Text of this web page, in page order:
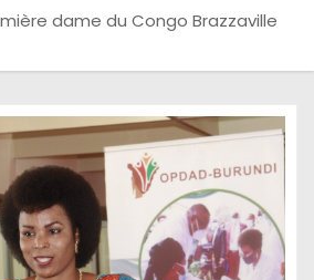
dame du Congo Brazzaville